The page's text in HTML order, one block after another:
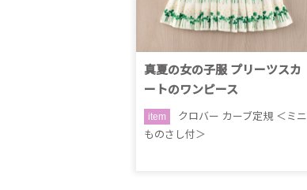
真夏の女の子服 プリーツスカ
ートのワンピース
item
クロバー カーブ定規 ＜ミニ
ものさし付＞